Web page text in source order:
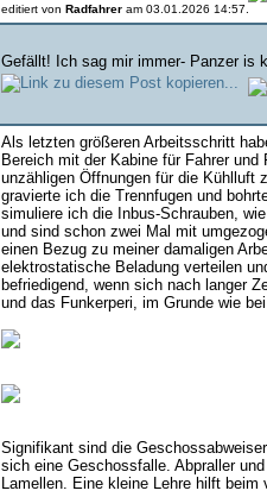
editiert von Radfahreram 03.01.2026 14:57.
Gefällt! Ich sag mir immer- Panzer is
Als letzten größeren Arbeitsschritt
Bereich mit der Kabine für Fahrer
unzähligen Öffnungen für die Kühlluft
gravierte ich die Trennfugen und
simuliere ich die Inbus-Schrauben,
und sind schon zwei Mal mit
einen Bezug zu meiner damaligen
elektrostatische Beladung verteilen
befriedigend, wenn sich nach langer
und das Funkerperi, im Grunde wie
Signifikant sind die
sich eine Geschossfalle. Abpraller
Lamellen. Eine kleine Lehre hilft